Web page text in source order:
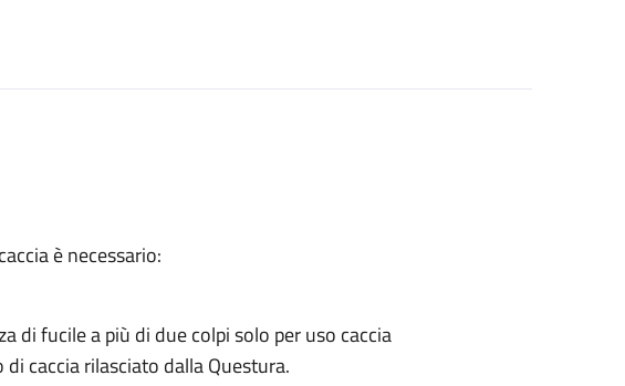
è necessario:
di fucile a più di due colpi solo per uso caccia
caccia rilasciato dalla Questura.